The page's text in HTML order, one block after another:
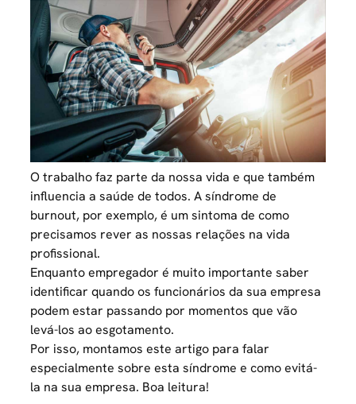
O trabalho faz parte da nossa vida e que também
influencia a saúde de todos. A síndrome de
burnout, por exemplo, é um sintoma de como
precisamos rever as nossas relações na vida
profissional.
Enquanto empregador é muito importante saber
identificar quando osfuncionários da sua empresa
podem estar passando por momentos que vão
levá-los ao esgotamento.
Por isso, montamos este artigo para falar
especialmente sobre esta síndrome e como evitá-
la na sua empresa. Boa leitura!